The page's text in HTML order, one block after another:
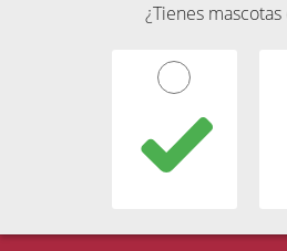
¿Tienes mascotas